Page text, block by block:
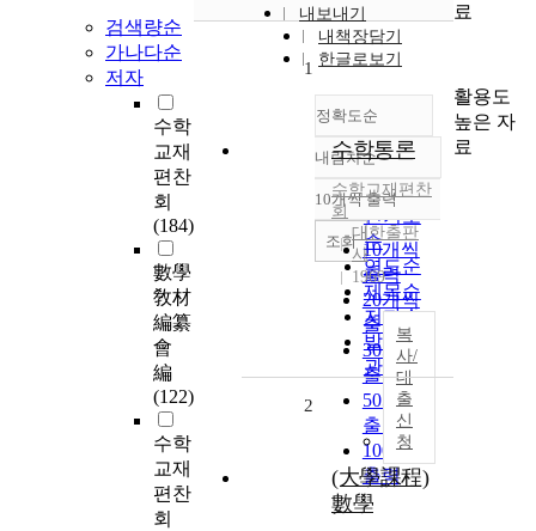
검색량순
가나다순
저자
수학
교재
편찬
회
(184)
數學
敎材
編纂
會
編
(122)
수학
교재
편찬
회
내보내기
내책장담기
한글로보기
정확도순
정확도
순
인기도
순
연도순
제목순
저자순
발행기
관순
내림차순
내림차순
10개씩 출력
10개씩
출력
20개씩
출력
30개씩
출력
50개씩
출력
100개씩
출력
조회
1
수학통론
수학교재편찬
회
대한출판
사
1969
복
사/
대
출
신
청
2
(大學課程)
數學
료
활용도
높은 자
료